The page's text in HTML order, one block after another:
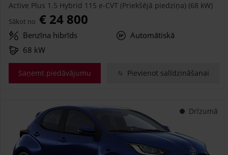
Active Plus 1.5 Hybrid 115 e-CVT (Priekšējā piedziņa) (68 kW)
Sākot no € 24 800
Benzīna hibrīds
Automātiskā
68 kW
Saņemt piedāvājumu Pievienot salīdzināšanai
Drīzumā